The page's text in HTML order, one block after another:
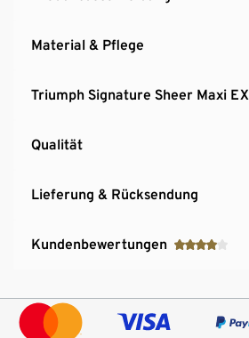
Material & Pflege
Triumph Signature Sheer Maxi EX
Qualität
Lieferung & Rücksendung
Kundenbewertungen